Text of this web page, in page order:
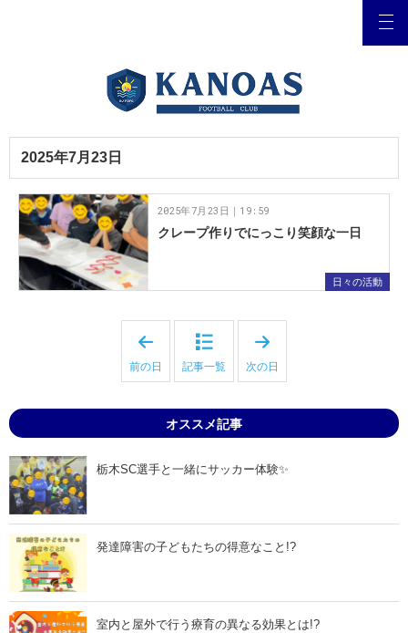
2025年7月23日
日々の活動
クレープ作りでにっこり笑顔な一日
2025年7月23日｜19:59
5
7
月
2
前の日 記事一覧
5
7
2
次の日
オススメ記事
栃木SC選手と一緒にサッカー体験✨
発達障害の子どもたちの得意なこと!?
室内と屋外で行う療育の異なる効果とは!?